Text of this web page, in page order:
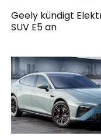
Geely kündigt
SUV E5 an